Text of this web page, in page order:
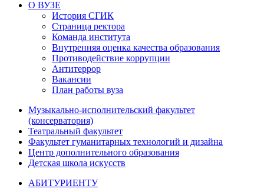
О ВУЗЕ
История СГИК
Страница ректора
Команда института
Внутренняя оценка качества образования
Противодействие коррупции
Антитеррор
Вакансии
План работы вуза
Музыкально-исполнительский факультет
(консерватория)
Театральный факультет
Факультет гуманитарных технологий и дизайна
Центр дополнительного образования
Детская школа искусств
АБИТУРИЕНТУ